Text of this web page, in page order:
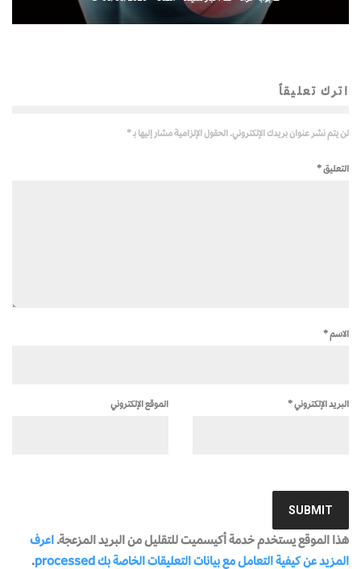
اترك تعليقاً
لن يتم نشر عنوان بريدك الإلكتروني. الحقول الإلزامية مشار إليها بـ*
التعليق*
الاسم*
البريد الإلكتروني* الموقع الإلكتروني
هذا الموقع يستخدم خدمة أكيسميت للتقليل من البريد المزعجة. اعرف
المزيد عن كيفية التعامل مع بيانات التعليقات الخاصة بك processed
.